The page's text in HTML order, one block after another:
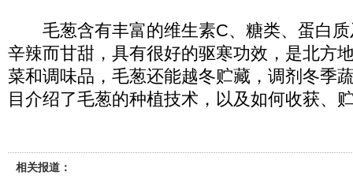
毛葱含有丰富的维生素C、糖类、蛋白质
辛辣而甘甜，具有很好的驱寒功效，是北方
菜和调味品，毛葱还能越冬贮藏，调剂冬季
目介绍了毛葱的种植技术，以及如何收获、
相关报道：